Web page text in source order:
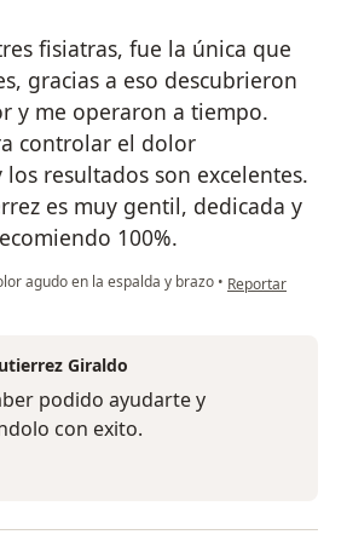
fisiatras, fue la única que
gracias a eso descubrieron
y me operaron a tiempo.
controlar el dolor
resultados son excelentes.
es muy gentil, dedicada y
100%.
agudo en la espalda y brazo • en opinión del
Reportar
Giraldo
podido ayudarte y
con exito.